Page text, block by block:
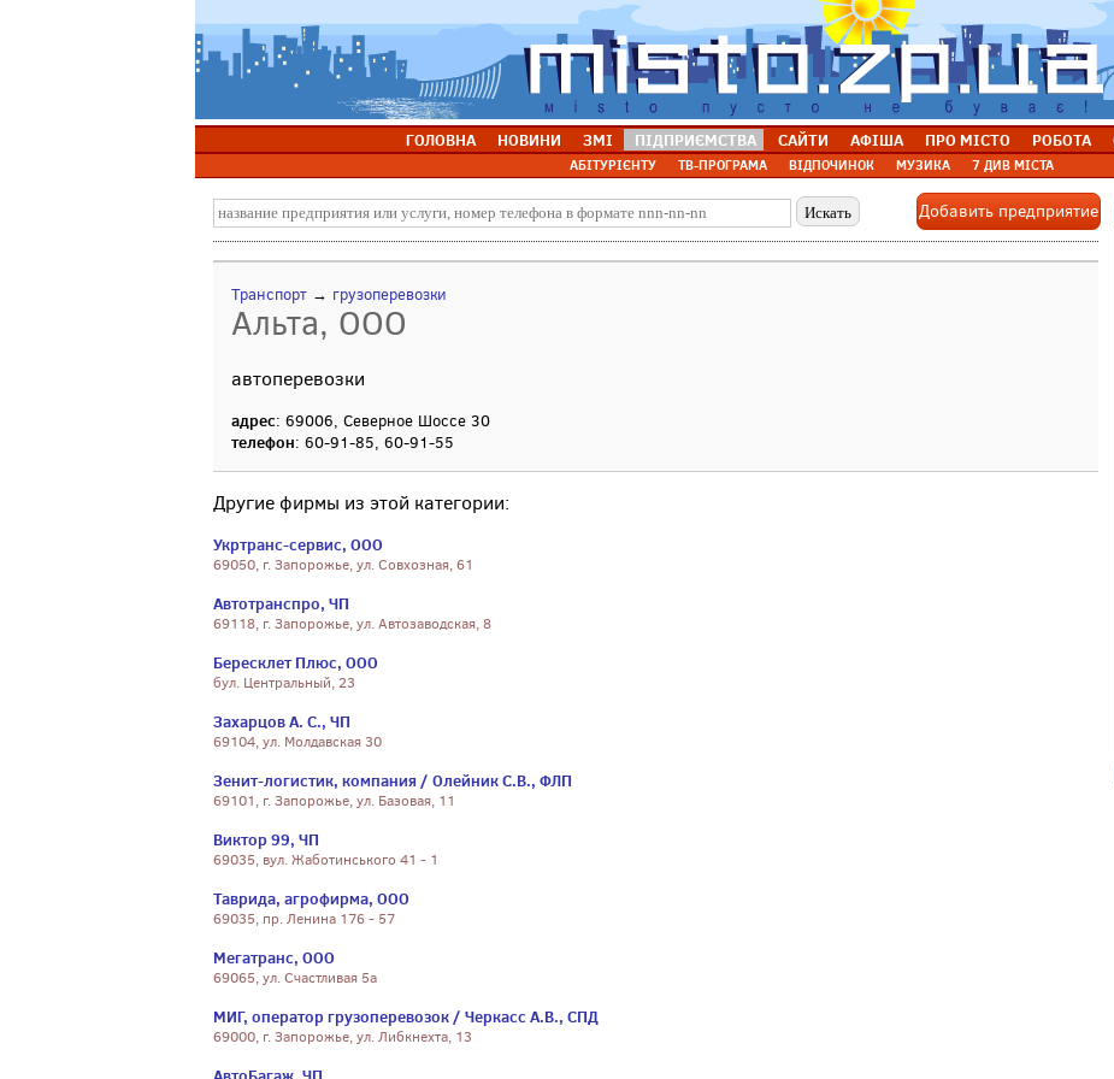
ГОЛОВНА НОВИНИ ЗМІ ПІДПРИЄМСТВА САЙТИ АФІША ПРО МІСТО РОБОТА
АБІТУРІЄНТУ ТВ-ПРОГРАМА ВІДПОЧИНОК МУЗИКА 7 ДИВ МІСТА
Добавить предприятие
Транспорт → грузоперевозки
Альта, ООО
автоперевозки
адрес: 69006, Северное Шоссе 30
телефон: 60-91-85, 60-91-55
Другие фирмы из этой категории:
Укртранс-сервис, ООО
69050, г. Запорожье, ул. Совхозная, 61
Автотранспро, ЧП
69118, г. Запорожье, ул. Автозаводская, 8
Бересклет Плюс, ООО
бул. Центральный, 23
Захарцов А. С., ЧП
69104, ул. Молдавская 30
Зенит-логистик, компания / Олейник С.В., ФЛП
69101, г. Запорожье, ул. Базовая, 11
Виктор 99, ЧП
69035, вул. Жаботинського 41 - 1
Таврида, агрофирма, ООО
69035, пр. Ленина 176 - 57
Мегатранс, ООО
69065, ул. Счастливая 5а
МИГ, оператор грузоперевозок / Черкасс А.В., СПД
69000, г. Запорожье, ул. Либкнехта, 13